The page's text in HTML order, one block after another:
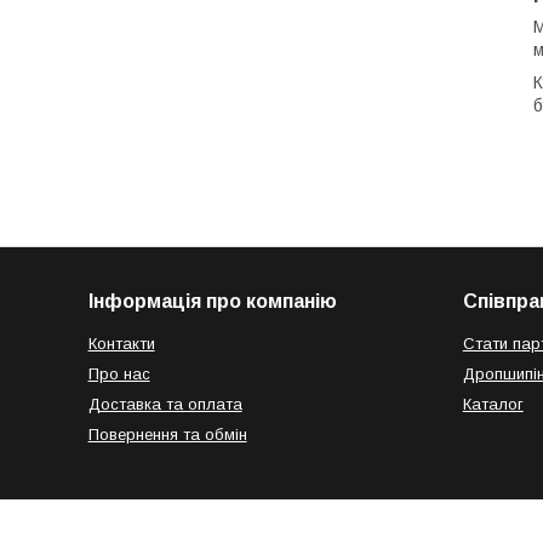
Інформація про компанію
Контакти
Про нас
Доставка та оплата
Повернення та обмін
Стати
Каталог